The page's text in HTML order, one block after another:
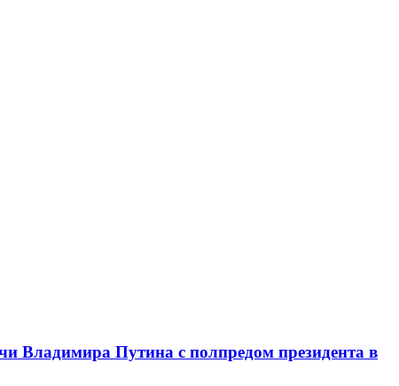
Владимира Путина с полпредом президента в